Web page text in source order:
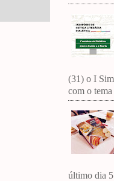
(31) o I
com o
último dia